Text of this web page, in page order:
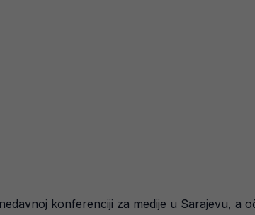
konferenciji za medije u Sarajevu, a